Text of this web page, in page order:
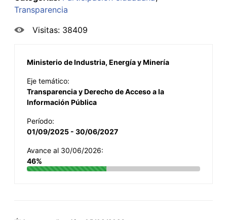
Transparencia
Visitas: 38409
Ministerio de Industria, Energía y Minería
Eje temático:
Transparencia y Derecho de Acceso a la
Información Pública
Período:
01/09/2025 - 30/06/2027
Avance al 30/06/2026:
46%